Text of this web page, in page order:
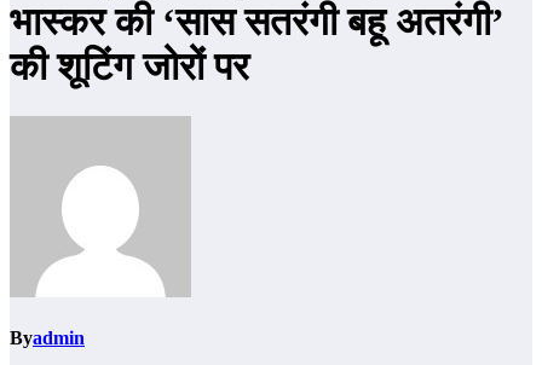
भास्कर की ‘सास सतरंगी बहू अतरंगी’
की शूटिंग जोरों पर
Byadmin